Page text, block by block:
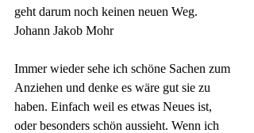
geht darum noch keinen neuen Weg.
Johann Jakob Mohr
Immer wieder sehe ich schöne Sachen zum
Anziehen und denke es wäre gut sie zu
haben. Einfach weil es etwas Neues ist,
oder besonders schön aussieht. Wenn ich